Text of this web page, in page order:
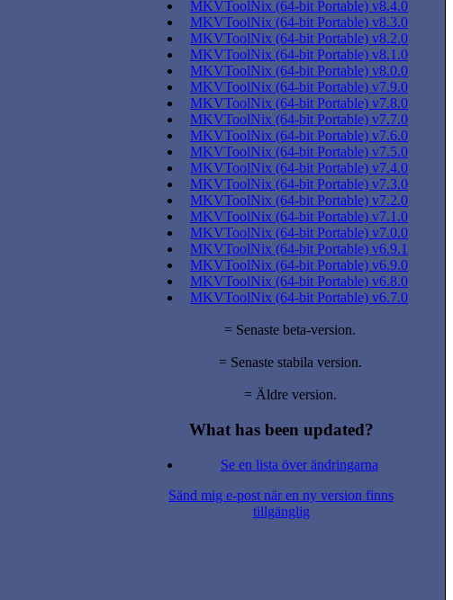
MKVToolNix (64-bit Portable) v8.4.0
MKVToolNix (64-bit Portable) v8.3.0
MKVToolNix (64-bit Portable) v8.2.0
MKVToolNix (64-bit Portable) v8.1.0
MKVToolNix (64-bit Portable) v8.0.0
MKVToolNix (64-bit Portable) v7.9.0
MKVToolNix (64-bit Portable) v7.8.0
MKVToolNix (64-bit Portable) v7.7.0
MKVToolNix (64-bit Portable) v7.6.0
MKVToolNix (64-bit Portable) v7.5.0
MKVToolNix (64-bit Portable) v7.4.0
MKVToolNix (64-bit Portable) v7.3.0
MKVToolNix (64-bit Portable) v7.2.0
MKVToolNix (64-bit Portable) v7.1.0
MKVToolNix (64-bit Portable) v7.0.0
MKVToolNix (64-bit Portable) v6.9.1
MKVToolNix (64-bit Portable) v6.9.0
MKVToolNix (64-bit Portable) v6.8.0
MKVToolNix (64-bit Portable) v6.7.0
= Senaste beta-version.
= Senaste stabila version.
= Äldre version.
What has been updated?
Se en lista över ändringarna
Sänd mig e-post när en ny version finns
tillgänglig